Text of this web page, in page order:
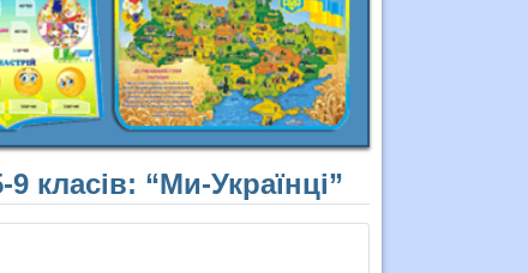
класів: “Ми-Українці”